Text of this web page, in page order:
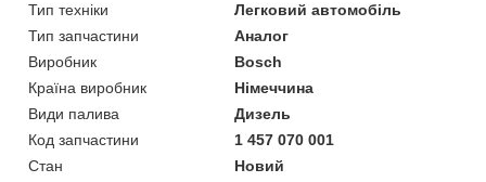
Тип техніки
Легковий автомобіль
Тип запчастини
Аналог
Виробник
Bosch
Країна виробник
Німеччина
Види палива
Дизель
Код запчастини
1 457 070 001
Стан
Новий